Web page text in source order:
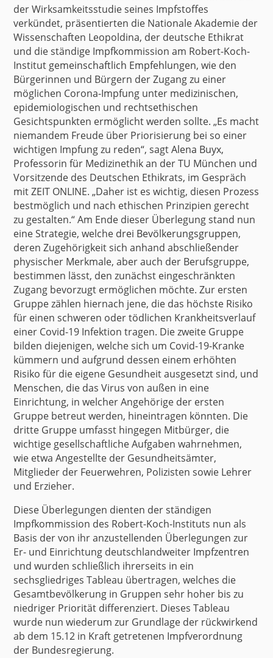
der Wirksamkeitsstudie seines Impfstoffes
verkündet, präsentierten die Nationale Akademie der
Wissenschaften Leopoldina, der deutsche Ethikrat
und die ständige Impfkommission am Robert-Koch-
Institut gemeinschaftlich Empfehlungen, wie den
Bürgerinnen und Bürgern der Zugang zu einer
möglichen Corona-Impfung unter medizinischen,
epidemiologischen und rechtsethischen
Gesichtspunkten ermöglicht werden sollte. „Es macht
niemandem Freude über Priorisierung bei so einer
wichtigen Impfung zu reden“, sagtAlena Buyx,
Professorin für Medizinethik an der TU München und
Vorsitzende des Deutschen Ethikrats, im Gespräch
mit ZEIT ONLINE. „Daher ist es wichtig, diesen Prozess
bestmöglich und nach ethischen Prinzipien gerecht
zu gestalten.“ Am Ende dieser Überlegung stand nun
eine Strategie, welche drei Bevölkerungsgruppen,
deren Zugehörigkeit sich anhand abschließender
physischer Merkmale, aber auch der Berufsgruppe,
bestimmen lässt, den zunächst eingeschränkten
Zugang bevorzugt ermöglichen möchte. Zur ersten
Gruppe zählen hiernach jene, die das höchste Risiko
für einen schweren oder tödlichen Krankheitsverlauf
einer Covid-19 Infektion tragen. Die zweite Gruppe
bilden diejenigen, welche sich um Covid-19-Kranke
kümmern und aufgrund dessen einem erhöhten
Risiko für die eigene Gesundheit ausgesetzt sind, und
Menschen, die das Virus von außen in eine
Einrichtung, in welcher Angehörige der ersten
Gruppe betreut werden, hineintragen könnten. Die
dritte Gruppe umfasst hingegen Mitbürger, die
wichtige gesellschaftliche Aufgaben wahrnehmen,
wie etwa Angestellte der Gesundheitsämter,
Mitglieder der Feuerwehren, Polizisten sowie Lehrer
und Erzieher.
Diese Überlegungen dienten der ständigen
Impfkommission des Robert-Koch-Instituts nun als
Basis der von ihr anzustellenden Überlegungen zur
Er- und Einrichtung deutschlandweiter Impfzentren
und wurden schließlich ihrerseits in ein
sechsgliedriges Tableau übertragen, welches die
Gesamtbevölkerung in Gruppen sehr hoher bis zu
niedriger Priorität differenziert. Dieses Tableau
wurde nun wiederum zur Grundlage der rückwirkend
ab dem 15.12 in Kraft getretenen Impfverordnung
der Bundesregierung.